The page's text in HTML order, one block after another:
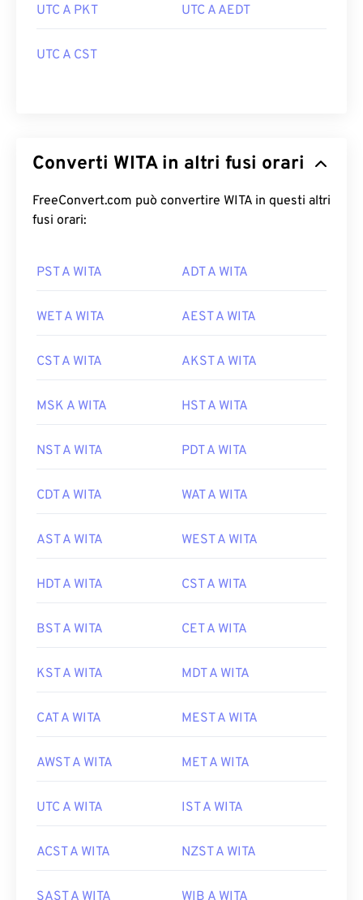
UTC A PKT UTC A AEDT
UTC A CST
Converti WITA in altri fusi orari
FreeConvert.com può convertire WITA in questi altri
fusi orari:
PST A WITA ADT A WITA
WET A WITA AEST A WITA
CST A WITA AKST A WITA
MSK A WITA HST A WITA
NST A WITA PDT A WITA
CDT A WITA WAT A WITA
AST A WITA WEST A WITA
HDT A WITA CST A WITA
BST A WITA CET A WITA
KST A WITA MDT A WITA
CAT A WITA MEST A WITA
AWST A WITA MET A WITA
UTC A WITA IST A WITA
ACST A WITA NZST A WITA
SAST A WITA WIB A WITA